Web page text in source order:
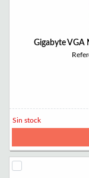
Gigabyte VGA
Sin stock